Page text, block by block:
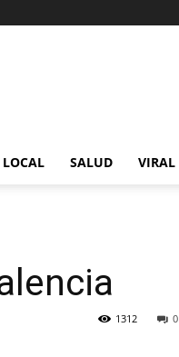
LOCAL SALUD VIRAL
0
1312